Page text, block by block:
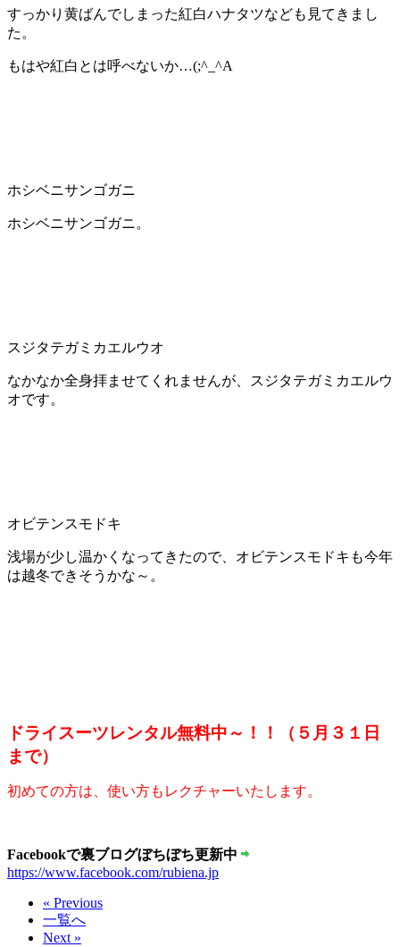
すっかり黄ばんでしまった紅白ハナタツなども見てきまし
た。
もはや紅白とは呼べないか…(;^_^A
ホシベニサンゴガニ
ホシベニサンゴガニ。
スジタテガミカエルウオ
なかなか全身拝ませてくれませんが、スジタテガミカエルウ
オです。
オビテンスモドキ
浅場が少し温かくなってきたので、オビテンスモドキも今年
は越冬できそうかな～。
ドライスーツレンタル無料中～！！（５月３１日
まで）
初めての方は、使い方もレクチャーいたします。
Facebookで裏ブログぼちぼち更新中
https://www.facebook.com/rubiena.jp
« Previous
一覧へ
Next »